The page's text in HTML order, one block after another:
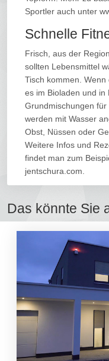
Sportler auch unter
Schnelle
Frisch, aus der
sollten Lebensmittel
Tisch kommen.
es im Bioladen und in
Grundmischungen
werden mit Wasser
Obst, Nüssen oder
Weitere Infos und
findet man zum
jentschura.com.
Das könnte Sie